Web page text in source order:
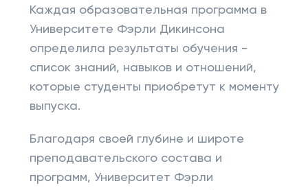
Каждая образовательная программа в
Университете Фэрли Дикинсона
определила результаты обучения -
список знаний, навыков и отношений,
которые студенты приобретут к моменту
выпуска.
Благодаря своей глубине и широте
преподавательского состава и
программ, Университет Фэрли